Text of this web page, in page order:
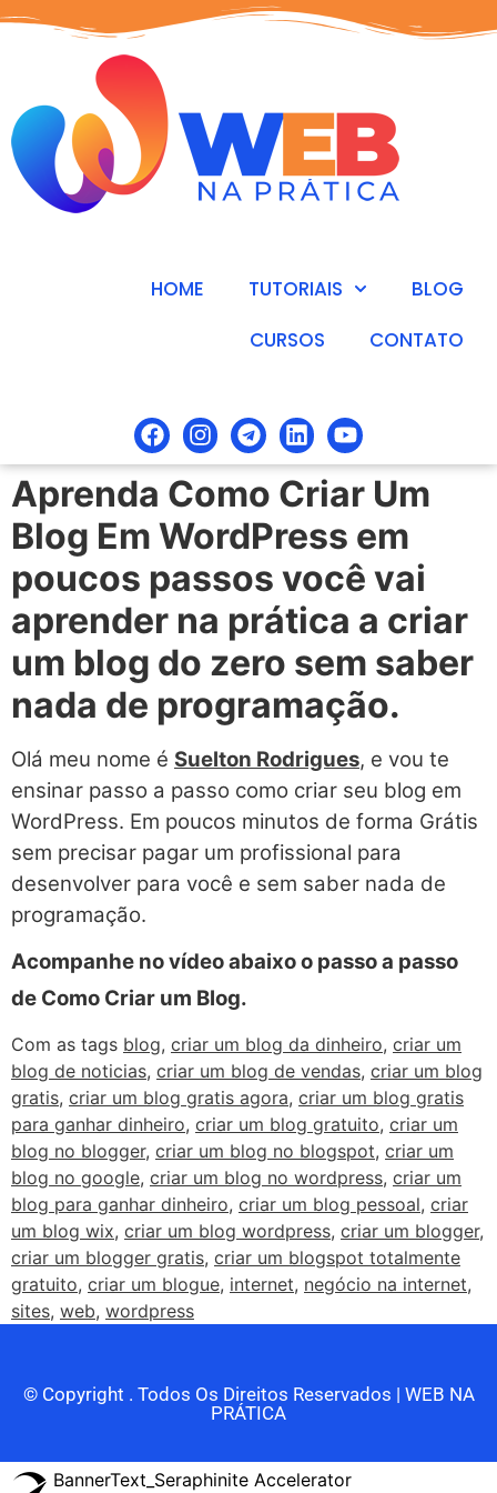
HOME TUTORIAIS
BLOG
CURSOS
CONTATO
Aprenda Como Criar Um
Blog Em WordPress em
poucos passos você vai
aprender na prática a criar
um blog do zero sem saber
nada de programação.
Olá meu nome é Suelton Rodrigues, e vou te
ensinar passo a passo como criar seu blog em
WordPress. Em poucos minutos de forma Grátis
sem precisar pagar um profissional para
desenvolver para você e sem saber nada de
programação.
Acompanhe no vídeo abaixo o passo a passo
de Como Criar um Blog.
Com as tags blog, criar um blog da dinheiro, criar um
blog de noticias, criar um blog de vendas, criar um blog
gratis, criar um blog gratis agora, criar um blog gratis
para ganhar dinheiro, criar um blog gratuito, criar um
blog no blogger, criar um blog no blogspot, criar um
blog no google, criar um blog no wordpress, criar um
blog para ganhar dinheiro, criar um blog pessoal, criar
um blog wix, criar um blog wordpress, criar um blogger,
criar um blogger gratis, criar um blogspot totalmente
gratuito, criar um blogue, internet, negócio na internet,
sites, web, wordpress
© Copyright . Todos Os Direitos Reservados | WEB NA
PRÁTICA
BannerText_Seraphinite Accelerator